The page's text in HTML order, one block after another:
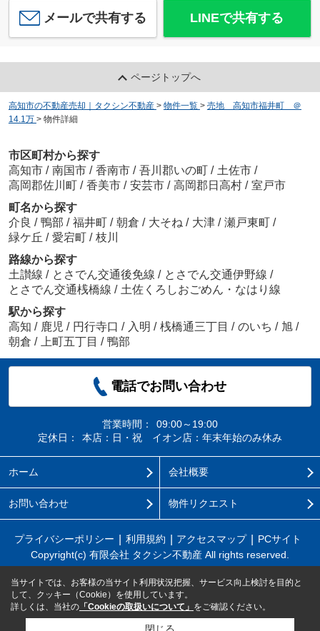
メールで共有する LINEで共有する
ページトップへ
高知市の不動産売却｜タクシン不動産 > 物件一覧 > 売地 高知市福井町 ＠
14.1万 > 物件詳細
市区町村から探す
高知市 / 南国市 / 香南市 / 吾川郡いの町 / 土佐市 /
高岡郡佐川町 / 香美市 / 安芸市 / 高岡郡日高村 / 室戸市
町名から探す
介良 / 鴨部 / 福井町 / 朝倉 / 大そね / 大津 / 瀬戸東町 /
緑ケ丘 / 愛宕町 / 枝川
路線から探す
土讃線 / とさでん交通後免線 / とさでん交通伊野線 /
とさでん交通桟橋線 / 土佐くろしおごめん・なはり線
駅から探す
高知 / 鹿児 / 円行寺口 / 入明 / 桟橋通三丁目 / のいち / 旭 /
朝倉 / 上町五丁目 / 鴨部
電話でお問い合わせ
営業時間：
09:00～19:00
定休日：
本店：日・祝 イオン店：年末年始のみ休み
ホーム 会社概要
お問い合わせ 物件リクエスト
プライバシーポリシー 利用規約 アクセスマップ
PCサイト
Copyright(c) 有限会社 タクシン不動産 All rights reserved.
当サイトでは、お客様の当サイト利用状況把握、サービス向上検討を目的と
して、クッキー（Cookie）を使用しています。
詳しくは、当社の 「Cookieの取扱いについて」 をご確認ください。